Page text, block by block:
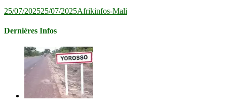
25/07/202525/07/2025Afrikinfos-Mali
Dernières Infos